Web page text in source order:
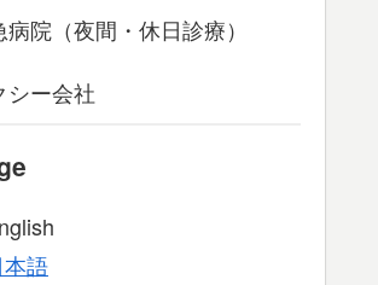
院（夜間・休日診療）
シー会社
語